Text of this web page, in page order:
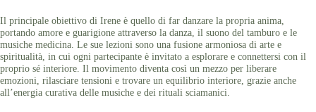
Il principale obiettivo di Irene è quello di far danzare la propria anima,
portando amore e guarigione attraverso la danza, il suono del tamburo e le
musiche medicina. Le sue lezioni sono una fusione armoniosa di arte e
spiritualità, in cui ogni partecipante è invitato a esplorare e connettersi con il
proprio sé interiore. Il movimento diventa così un mezzo per liberare
emozioni, rilasciare tensioni e trovare un equilibrio interiore, grazie anche
all’energia curativa delle musiche e dei rituali sciamanici.